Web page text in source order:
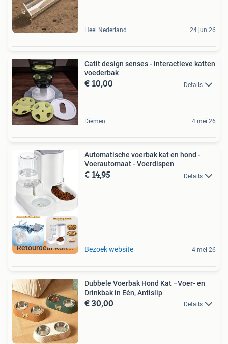
Heel Nederland 24 jun 26
Catit design senses - interactieve katten
voederbak
€ 10,00 Details
Diemen 4 mei 26
Retourdeal Korting
Automatische voerbak kat en hond -
Voerautomaat - Voerdispen
€ 14,95 Details
Bezoek website 4 mei 26
Dubbele Voerbak Hond Kat –Voer- en
Drinkbak in Eén, Antislip
€ 30,00 Details